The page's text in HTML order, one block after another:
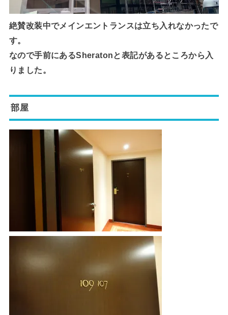
絶賛改装中でメインエントランスは立ち入れなかったで
す。
なので手前にあるSheratonと表記があるところから入
りました。
部屋